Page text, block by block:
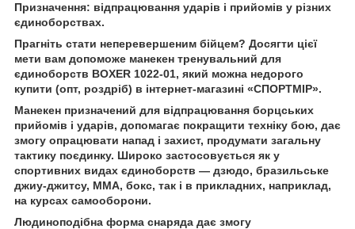
Призначення: відпрацювання ударів і прийомів у різних
єдиноборствах.
Прагніть стати неперевершеним бійцем? Досягти цієї
мети вам допоможе манекен тренувальний для
єдиноборств BOXER 1022-01, який можна недорого
купити (опт, роздріб) в інтернет-магазині «СПОРТМІР».
Манекен призначений для відпрацювання борцських
прийомів і ударів, допомагає покращити техніку бою, дає
змогу опрацювати напад і захист, продумати загальну
тактику поєдинку. Широко застосовується як у
спортивних видах єдиноборств — дзюдо, бразильське
джиу-джитсу, ММА, бокс, так і в прикладних, наприклад,
на курсах самооборони.
Людиноподібна форма снаряда дає змогу